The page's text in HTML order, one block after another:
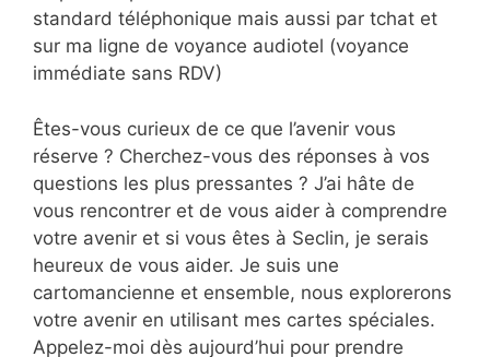
standard téléphonique mais aussi par tchat et
sur ma ligne de voyance audiotel (voyance
immédiate sans RDV)
Êtes-vous curieux de ce que l’avenir vous
réserve ? Cherchez-vous des réponses à vos
questions les plus pressantes ? J’ai hâte de
vous rencontrer et de vous aider à comprendre
votre avenir et si vous êtes à Seclin, je serais
heureux de vous aider. Je suis une
cartomancienne et ensemble, nous explorerons
votre avenir en utilisant mes cartes spéciales.
Appelez-moi dès aujourd’hui pour prendre